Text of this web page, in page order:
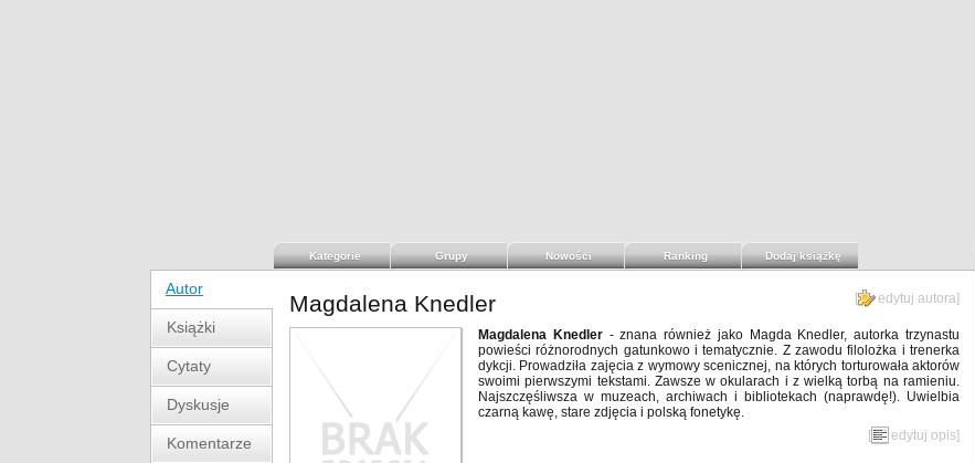
Kategorie Grupy Nowości Ranking Dodaj książkę
Autor
Książki
Cytaty
Dyskusje
Komentarze
[ edytuj autora]
Magdalena Knedler
Magdalena Knedler- znana również jako Mag­da­ Knedler, autorka trzynastu
powieści różnorodnych gatunkowo i tematycznie. Z zawodu filolożka i trenerka
dykcji. Prowadziła zajęcia z wymowy scenicznej, na których torturowała aktorów
swoimi pierwszymi tekstami. Zawsze w okularach i z wielką torbą na ramieniu.
Najszczęśliwsza w muzeach, archiwach i bibliotekach (naprawdę!). Uwielbia
czarną kawę, stare zdjęcia i polską fonetykę.
[
edytuj opis]